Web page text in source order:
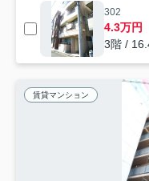
302
4.3万円
3階 /
賃貸マンション